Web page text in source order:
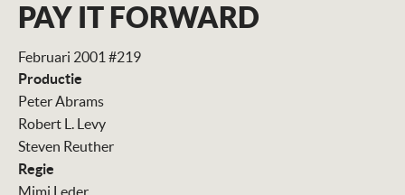
PAY IT FORWARD
Februari 2001 #219
Productie
Peter Abrams
Robert L. Levy
Steven Reuther
Regie
Mimi Leder